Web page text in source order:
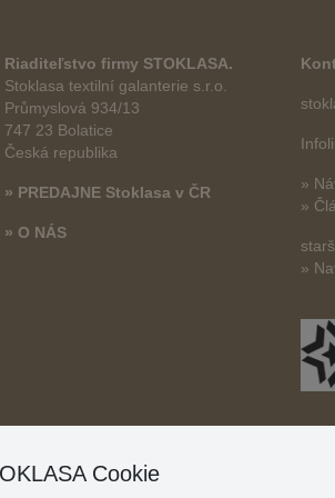
Riaditeľstvo firmy STOKLASA.
Stoklasa textilní galanterie s.r.o.
Průmyslová 934/13
747 23 Bolatice
Česká republika
» PREDAJNE Stoklasa v ČR
» O NÁS
»
»
»
Cookie